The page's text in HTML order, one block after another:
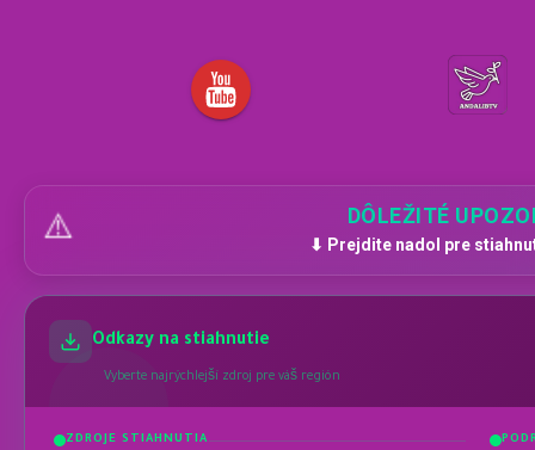
⚠️ DÔLEŽITÉ
⬇ Prejdite nadol pre